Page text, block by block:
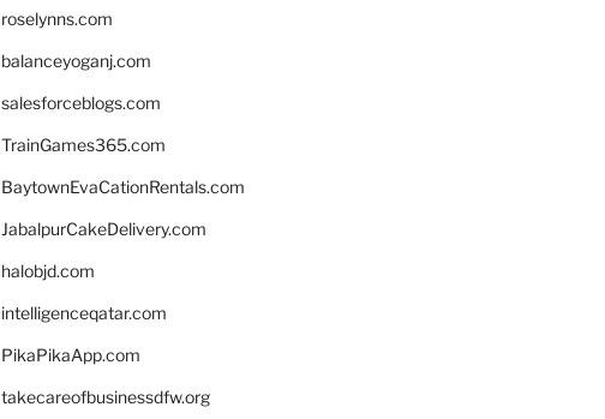
roselynns.com
balanceyoganj.com
salesforceblogs.com
TrainGames365.com
BaytownEvaCationRentals.com
JabalpurCakeDelivery.com
halobjd.com
intelligenceqatar.com
PikaPikaApp.com
takecareofbusinessdfw.org